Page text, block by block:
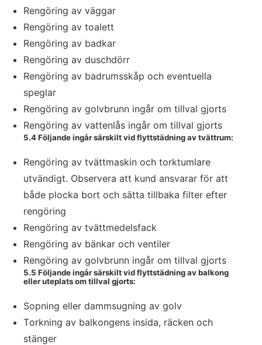
Rengöring av väggar
Rengöring av toalett
Rengöring av badkar
Rengöring av duschdörr
Rengöring av badrumsskåp och eventuella
speglar
Rengöring av golvbrunn ingår om tillval gjorts
Rengöring av vattenlås ingår om tillval gjorts
5.4 Följande ingår särskilt vid flyttstädning av tvättrum:
Rengöring av tvättmaskin och torktumlare
utvändigt. Observera att kund ansvarar för att
både plocka bort och sätta tillbaka filter efter
rengöring
Rengöring av tvättmedelsfack
Rengöring av bänkar och ventiler
Rengöring av golvbrunn ingår om tillval gjorts
5.5 Följande ingår särskilt vid flyttstädning av balkong
eller uteplats om tillval gjorts:
Sopning eller dammsugning av golv
Torkning av balkongens insida, räcken och
stänger